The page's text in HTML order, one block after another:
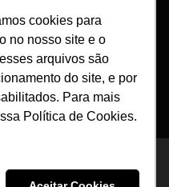
cookies para
no nosso site e o
arquivos são
do site, e por
Para mais
Política de Cookies.
Pesquisar
por